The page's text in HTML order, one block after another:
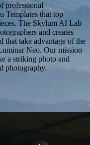
professional
Templates that top
The Skylum AI Lab
and creates
that take advantage of the
Neo. Our mission
a striking photo and
photography.